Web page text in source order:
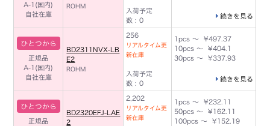
A-1(国内)
自社在庫
ROHM
入荷予定
数 : 0
続きを見る
ひとつから
正規品
A-1(国内)
自社在庫
BD2311NVX-LB
E2
ROHM
256
リアルタイム更
新在庫
入荷予定
数 : 0
1pcs ～ ¥497.37
10pcs ～ ¥404.1
30pcs ～ ¥337.93
続きを見る
ひとつから
正規品
BD2320EFJ-LAE
2
2,202
リアルタイム更
新在庫
1pcs ～ ¥232.11
50pcs ～ ¥162.11
100pcs ～ ¥152.19